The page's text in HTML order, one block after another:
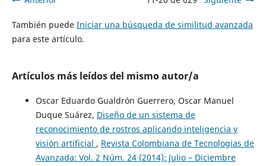
También puede Iniciar una búsqueda de similitud avanzada
para este artículo.
Artículos más leídos del mismo autor/a
Oscar Eduardo Gualdrón Guerrero, Oscar Manuel
Duque Suárez, Diseño de un sistema de
reconocimiento de rostros aplicando inteligencia y
visión artificial , Revista Colombiana de Tecnologias de
Avanzada: Vol. 2 Núm. 24 (2014): Julio – Diciembre